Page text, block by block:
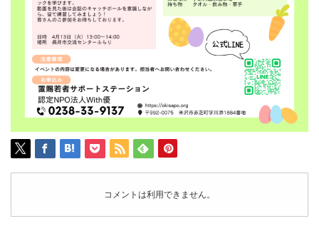
コメントは利用できません。